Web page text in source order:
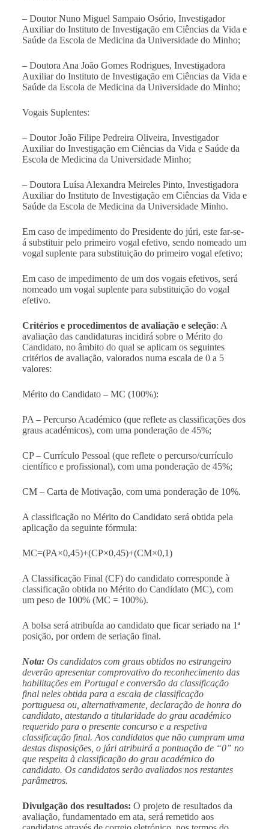
– Doutor Nuno Miguel Sampaio Osório, Investigador
Auxiliardo Instituto de Investigação em Ciências da Vida e
Saúde da Escola de Medicina da Universidade do Minho;
– Doutora Ana João Gomes Rodrigues, Investigadora
Auxiliar do Instituto de Investigação em Ciências da Vida e
Saúde da Escola de Medicina da Universidade do Minho;
Vogais Suplentes:
– Doutor João Filipe Pedreira Oliveira, Investigador
Auxiliar do Investigação em Ciências da Vida e Saúde da
Escola de Medicina da Universidade Minho;
– Doutora Luísa Alexandra Meireles Pinto, Investigadora
Auxiliar do Instituto de Investigação em Ciências da Vida e
Saúde da Escola de Medicina da Universidade Minho.
Em caso de impedimento do Presidente do júri, este far-se-
á substituir pelo primeiro vogal efetivo, sendo nomeado um
vogal suplente para substituição do primeiro vogal efetivo;
Em caso de impedimento de um dos vogais efetivos, será
nomeado um vogal suplente para substituição do vogal
efetivo.
Critérios e procedimentos de avaliação e seleção: A
avaliação das candidaturas incidirá sobre o Mérito do
Candidato, no âmbito do qual se aplicam os seguintes
critérios de avaliação, valorados numa escala de 0 a 5
valores:
Mérito do Candidato – MC (100%):
PA – Percurso Académico (que reflete as classificações dos
graus académicos), com uma ponderação de 45%;
CP – Currículo Pessoal (que reflete o percurso/currículo
científico e profissional), com uma ponderação de 45%;
CM – Carta de Motivação, com uma ponderação de 10%.
A classificação no Mérito do Candidato será obtida pela
aplicação da seguinte fórmula:
MC=(PA×0,45)+(CP×0,45)+(CM×0,1)
A Classificação Final (CF) do candidato corresponde à
classificação obtida no Mérito do Candidato (MC), com
um peso de 100% (MC = 100%).
A bolsa será atribuída ao candidato que ficar seriado na 1ª
posição, por ordem de seriação final.
Nota:Os candidatos com graus obtidos no estrangeiro
deverão apresentar comprovativo do reconhecimento das
habilitações em Portugal e conversão da classificação
final neles obtida para a escala de classificação
portuguesa ou, alternativamente, declaração de honra do
candidato, atestando a titularidade do grau académico
requerido para o presente concurso e a respetiva
classificação final. Aos candidatos que não cumpram uma
destas disposições, o júri atribuirá a pontuação de “0” no
que respeita à classificação do grau académico do
candidato. Os candidatos serão avaliados nos restantes
parâmetros.
Divulgação dos resultados: O projeto de resultados da
avaliação, fundamentado em ata, será remetido aos